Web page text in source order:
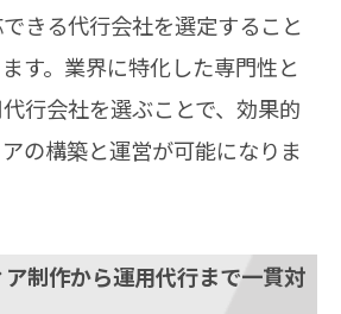
きる代行会社を選定すること
す。業界に特化した専門性と
行会社を選ぶことで、効果的
の構築と運営が可能になりま
制作から運用代行まで一貫対